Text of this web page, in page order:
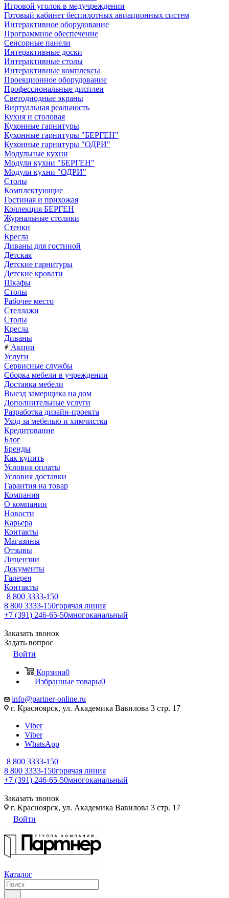
Игровой уголок в медучреждении
Готовый кабинет беспилотных авиационных систем
Интерактивное оборудование
Программное обеспечение
Сенсорные панели
Интерактивные доски
Интерактивные столы
Интерактивные комплексы
Проекционное оборудование
Профессиональные дисплеи
Светодиодные экраны
Виртуальная реальность
Кухня и столовая
Кухонные гарнитуры
Кухонные гарнитуры "БЕРГЕН"
Кухонные гарнитуры "ОДРИ"
Модульные кухни
Модули кухни "БЕРГЕН"
Модули кухни "ОДРИ"
Столы
Комплектующие
Гостиная и прихожая
Коллекция БЕРГЕН
Журнальные столики
Стенки
Кресла
Диваны для гостиной
Детская
Детские гарнитуры
Детские кровати
Шкафы
Столы
Рабочее место
Стеллажи
Столы
Кресла
Диваны
Акции
Услуги
Сервисные службы
Сборка мебели в учреждении
Доставка мебели
Выезд замерщика на дом
Дополнительные услуги
Разработка дизайн-проекта
Уход за мебелью и химчистка
Кредитование
Блог
Бренды
Как купить
Условия оплаты
Условия доставки
Гарантия на товар
Компания
О компании
Новости
Карьера
Контакты
Магазины
Отзывы
Лицензии
Документы
Галерея
Контакты
8 800 3333-150
8 800 3333-150горячая линия
+7 (391) 246-65-50многоканальный
Заказать звонок
Задать вопрос
Войти
Корзина0
Избранные товары0
info@partner-online.ru
г. Красноярск, ул. Академика Вавилова 3 стр. 17
Viber
Viber
WhatsApp
8 800 3333-150
8 800 3333-150горячая линия
+7 (391) 246-65-50многоканальный
Заказать звонок
г. Красноярск, ул. Академика Вавилова 3 стр. 17
Войти
Каталог